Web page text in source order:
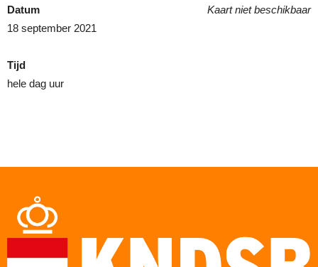
Kaart niet beschikbaar
Datum
18 september 2021
Tijd
hele dag uur